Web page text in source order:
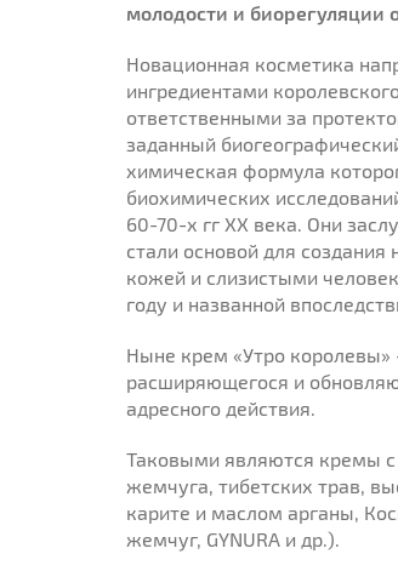
молодости и биорегуляции
Новационная косметика
ингредиентами
ответственными за
заданный
химическая формула
биохимических
60-70-х гг ХХ века. Они
стали основой для
кожей и слизистыми
году и названной
Ныне крем «Утро королевы»
расширяющегося и
адресного действия.
Таковыми являются кремы с
жемчуга, тибетских трав,
карите и маслом арганы,
жемчуг, GYNURA и др.).